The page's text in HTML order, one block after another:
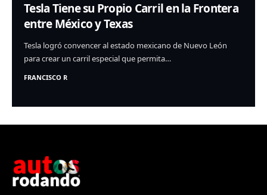
Tesla Tiene su Propio Carril en la Frontera
entre México y Texas
Tesla logró convencer al estado mexicano de Nuevo León
para crear un carril especial que permita…
FRANCISCO R